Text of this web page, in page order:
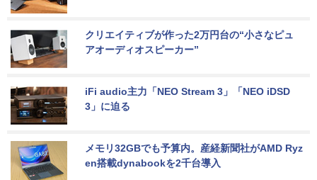
クリエイティブが作った2万円台の“小さなピュ
アオーディオスピーカー”
iFi audio主力「NEO Stream 3」「NEO iDSD
3」に迫る
メモリ32GBでも予算内。産経新聞社がAMD Ryz
en搭載dynabookを2千台導入